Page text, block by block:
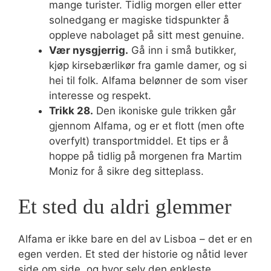
mange turister. Tidlig morgen eller etter
solnedgang er magiske tidspunkter å
oppleve nabolaget på sitt mest genuine.
Vær nysgjerrig. Gå inn i små butikker,
kjøp kirsebærlikør fra gamle damer, og si
hei til folk. Alfama belønner de som viser
interesse og respekt.
Trikk 28. Den ikoniske gule trikken går
gjennom Alfama, og er et flott (men ofte
overfylt) transportmiddel. Et tips er å
hoppe på tidlig på morgenen fra Martim
Moniz for å sikre deg sitteplass.
Et sted du aldri glemmer
Alfama er ikke bare en del av Lisboa – det er en
egen verden. Et sted der historie og nåtid lever